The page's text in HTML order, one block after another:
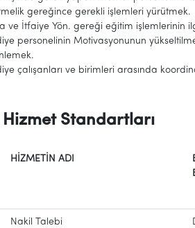
gereğince gerekli işlemleri yürütmek.
ve İtfaiye Yön. gereği eğitim işlemlerinin
personelinin Motivasyonunun
çalışanları ve birimleri arasında
Hizmet Standartları
HİZMETİN ADI
Nakil Talebi